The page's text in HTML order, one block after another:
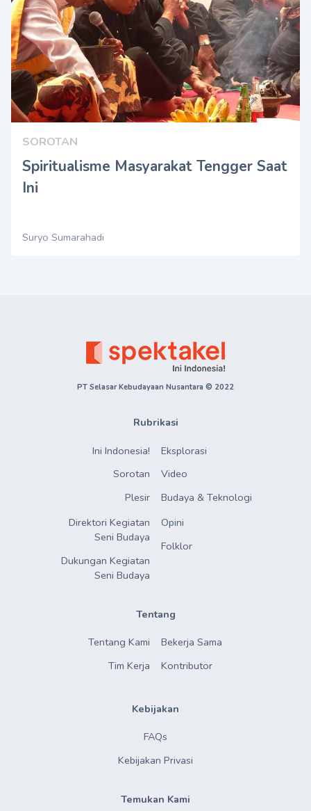
SOROTAN
Spiritualisme Masyarakat Tengger Saat
Ini
Suryo Sumarahadi
PT Selasar Kebudayaan Nusantara © 2022
Rubrikasi
Ini Indonesia!
Sorotan
Plesir
Direktori Kegiatan
Seni Budaya
Dukungan Kegiatan
Seni Budaya
Eksplorasi
Video
Budaya & Teknologi
Opini
Folklor
Tentang
Tentang Kami
Tim Kerja
Bekerja Sama
Kontributor
Kebijakan
FAQs
Kebijakan Privasi
Temukan Kami